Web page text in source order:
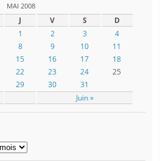
MAI 2008
J V S D
Juin »
1 2 3
4
8 9 10
11
15 16 17
18
22 23 24
25
29 30 31